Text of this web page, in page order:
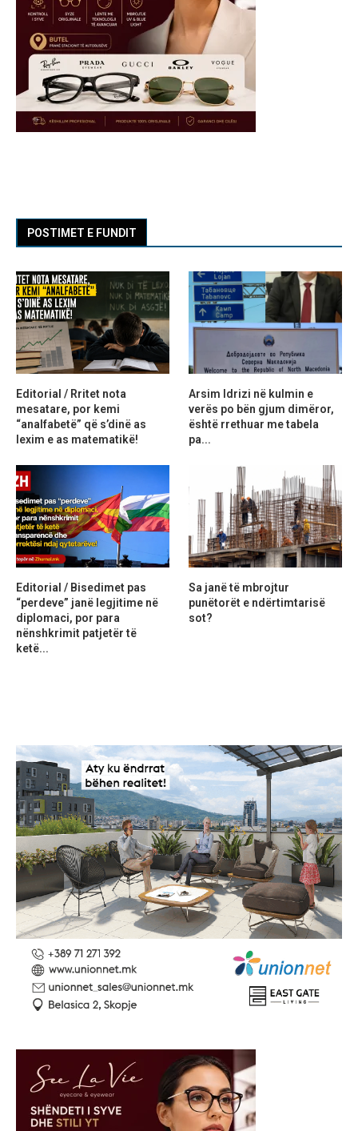
POSTIMET E FUNDIT
Editorial / Rritet nota
mesatare, por kemi
“analfabetë” që s’dinë as
lexim e as matematikë!
Arsim Idrizi në kulmin e
verës po bën gjum dimëror,
është rrethuar me tabela
pa...
Editorial / Bisedimet pas
“perdeve” janë legjitime në
diplomaci, por para
nënshkrimit patjetër të
ketë...
Sa janë të mbrojtur
punëtorët e ndërtimtarisë
sot?